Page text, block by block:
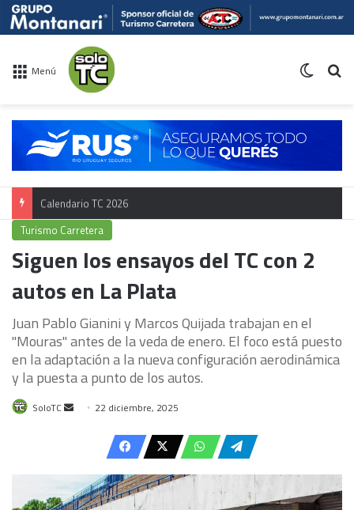
Menú
Calendario TC 2026
Turismo Carretera
Siguen los ensayos del TC con 2
autos en La Plata
Juan Pablo Gianini y Marcos Quijada trabajan en el
"Mouras" antes de la veda de enero. El foco está puesto
en la adaptación a la nueva configuración aerodinámica
y la puesta a punto de los autos.
SoloTC
Send 22 diciembre, 2025